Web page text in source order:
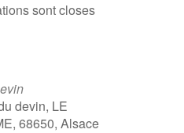
sont closes
devin, LE
68650, Alsace